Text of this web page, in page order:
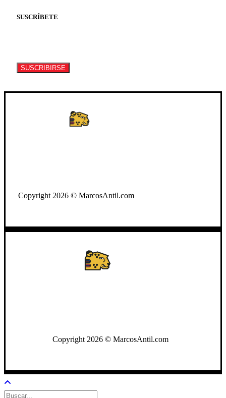
SUSCRÍBETE
SUSCRIBIRSE
Copyright 2026 © MarcosAntil.com
Copyright 2026 © MarcosAntil.com